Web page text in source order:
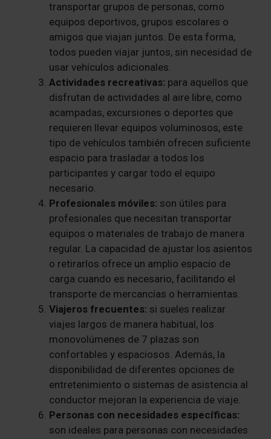
transportar grupos de personas, como
equipos deportivos, grupos escolares o
amigos que viajan juntos. De esta forma,
todos pueden viajar juntos, sin necesidad de
usar vehículos adicionales.
Actividades recreativas: para aquellos que
disfrutan de actividades al aire libre, como
acampadas, excursiones o deportes que
requieren llevar equipos voluminosos, este
tipo de vehículos también ofrecen suficiente
espacio para trasladar a todos los
participantes y cargar todo el equipo
necesario.
Profesionales móviles: son útiles para
profesionales que necesitan transportar
equipos o materiales de trabajo de manera
regular. La capacidad de ajustar los asientos
o retirarlos ofrece un amplio espacio de
carga cuando es necesario, facilitando el
transporte de mercancías o herramientas.
Viajeros frecuentes: si sueles realizar
viajes largos de manera habitual, los
monovolúmenes de 7 plazas son
confortables y espaciosos. Además, la
disponibilidad de diferentes opciones de
entretenimiento o sistemas de asistencia al
conductor mejoran la experiencia de viaje.
Personas con necesidades específicas:
son ideales para personas con necesidades